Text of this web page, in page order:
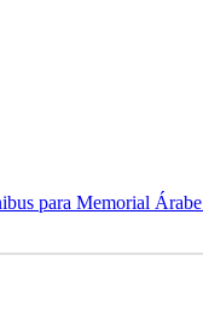
para Memorial Árabe